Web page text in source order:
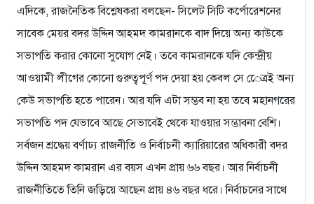
এদিকে, রাজনৈতিক বিশ্লেষকরা বলছেন- সিলেট সিটি কর্পোরেশনের
সাবেক মেয়র বদর উদ্দিন আহমদ কামরানকে বাদ দিয়ে অন্য কাউকে
সভাপতি করার কোনো সুযোগ নেই। তবে কামরানকে যদি কেন্দ্রীয়
আওয়ামী লীগের কোনো গুরুত্বপূর্ণ পদ দেয়া হয় কেবল সে েেত্রই অন্য
কেউ সভাপতি হতে পারেন। আর যদি এটা সম্ভব না হয় তবে মহানগরের
সভাপতি পদ যেভাবে আছে সেভাবেই থেকে যাওয়ার সম্ভাবনা বেশি।
সর্বজন শ্রদ্ধেয় বর্ণাঢ্য রাজনীতি ও নির্বাচনী ক্যারিয়ারের অধিকারী বদর
উদ্দিন আহমদ কামরান এর বয়স এখন প্রায় ৬৬ বছর। আর নির্বাচনী
রাজনীতিতে তিনি জড়িয়ে আছেন প্রায় ৪৬ বছর ধরে। নির্বাচনের সাথে